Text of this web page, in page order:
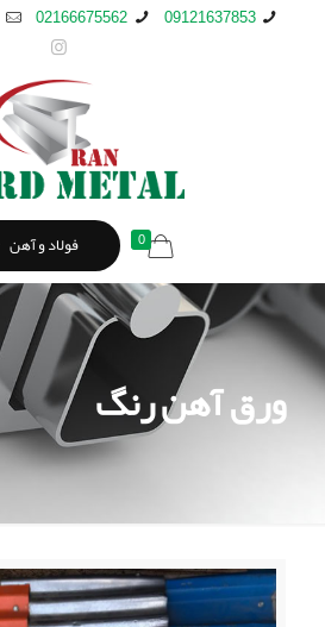
09121637853
02166675562
0 فولاد و آهن
ورق آهن رنگ